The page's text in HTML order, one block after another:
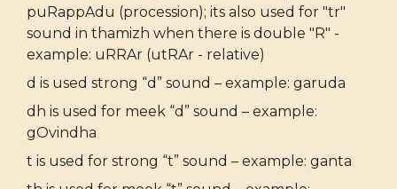
puRappAdu (procession); its also used for "tr"
sound in thamizh when there is double "R" -
example: uRRAr (utRAr - relative)
d is used strong “d” sound – example: garuda
dh is used for meek “d” sound – example:
gOvindha
t is used for strong “t” sound – example: ganta